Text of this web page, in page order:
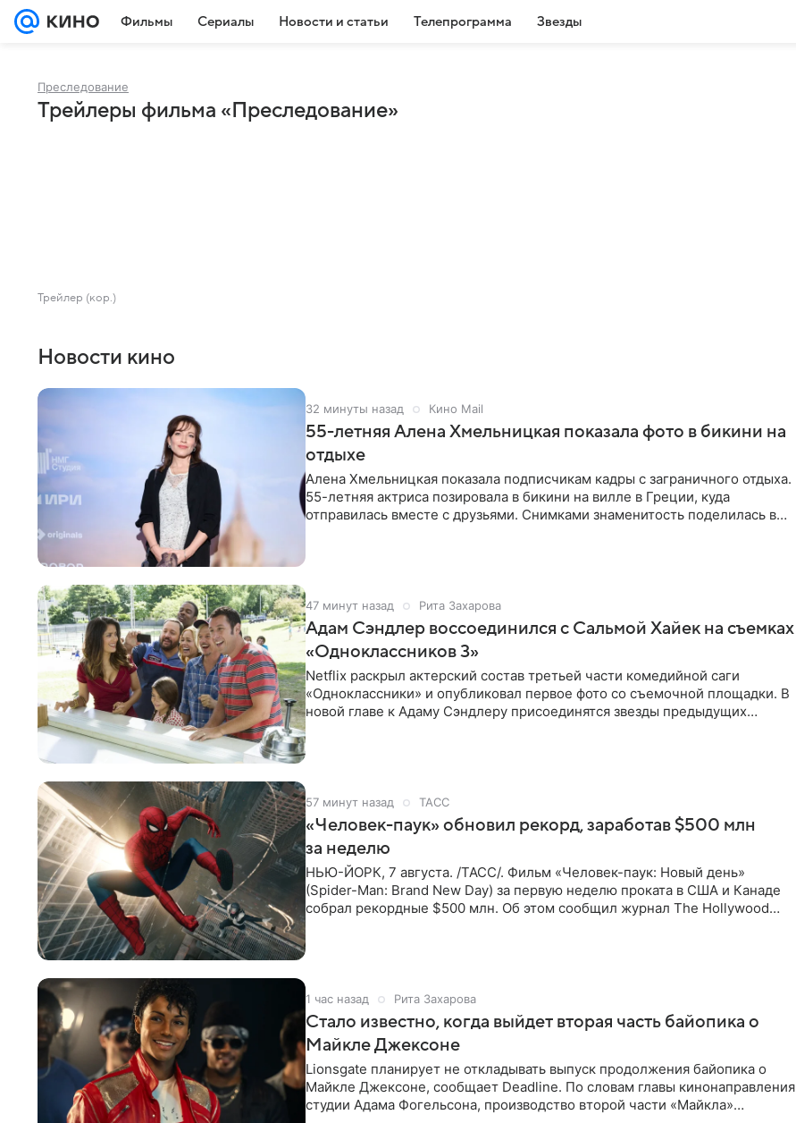
Фильмы Сериалы Новости и статьи Телепрограмма Звезды
Преследование
Трейлеры фильма «Преследование»
Трейлер (кор.)
Новости кино
32 минуты назад Кино Mail
55-летняя Алена Хмельницкая показала фото в бикини на
отдыхе
Алена Хмельницкая показала подписчикам кадры с заграничного отдыха.
55-летняя актриса позировала в бикини на вилле в Греции, куда
отправилась вместе с друзьями. Снимками знаменитость поделилась в
47 минут назад Рита Захарова
Адам Сэндлер воссоединился с Сальмой Хайек на съемках
«Одноклассников 3»
Netflix раскрыл актерский состав третьей части комедийной саги
«Одноклассники» и опубликовал первое фото со съемочной площадки. В
новой главе к Адаму Сэндлеру присоединятся звезды предыдущих
57 минут назад ТАСС
«Человек-паук» обновил рекорд, заработав $500 млн
за неделю
НЬЮ-ЙОРК, 7 августа. /ТАСС/. Фильм «Человек-паук: Новый день»
(Spider-Man: Brand New Day) за первую неделю проката в США и Канаде
собрал рекордные $500 млн. Об этом сообщил журнал The Hollywood
1 час назад Рита Захарова
Стало известно, когда выйдет вторая часть байопика о
Майкле Джексоне
Lionsgate планирует не откладывать выпуск продолжения байопика о
Майкле Джексоне, сообщает Deadline. По словам главы кинонаправления
студии Адама Фогельсона, производство второй части «Майкла»